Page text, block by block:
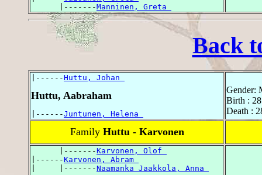
      |-------
Manninen, Greta
Back
|------Huttu, Johan
Huttu, Aabraham
|------Juntunen, Helena
Gender:
Birth :
Death :
Family Huttu - Karvonen
      |-------
Karvonen, Olof
|------Karvonen, Abram
|     |-------Naamanka Jaakkola, Anna